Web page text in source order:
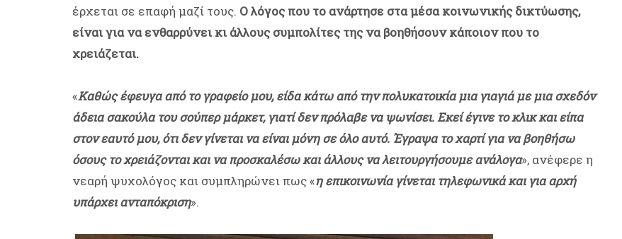
έρχεται σε επαφή μαζί τους. Ο λόγος που το ανάρτησε στα μέσα κοινωνικής δικτύωσης,
είναι για να ενθαρρύνει κι άλλους συμπολίτες της να βοηθήσουν κάποιον που το
χρειάζεται.
«Καθώς έφευγα από το γραφείο μου, είδα κάτω από την πολυκατοικία μια γιαγιά με μια σχεδόν
άδεια σακούλα του σούπερ μάρκετ, γιατί δεν πρόλαβε να ψωνίσει. Εκεί έγινε το κλικ και είπα
στον εαυτό μου, ότι δεν γίνεται να είναι μόνη σε όλο αυτό. Έγραψα το χαρτί για να βοηθήσω
όσους το χρειάζονται και να προσκαλέσω και άλλους να λειτουργήσουμε ανάλογα», ανέφερε η
νεαρή ψυχολόγος και συμπληρώνει πως «η επικοινωνία γίνεται τηλεφωνικά και για αρχή
υπάρχει ανταπόκριση».